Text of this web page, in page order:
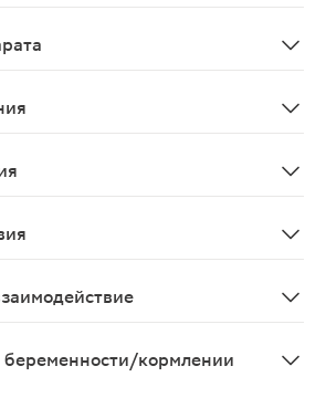
кормлении